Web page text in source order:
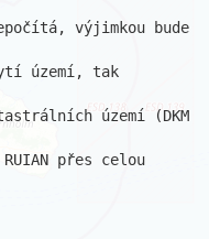
výjimkou bude
území, tak
území (DKM
přes celou